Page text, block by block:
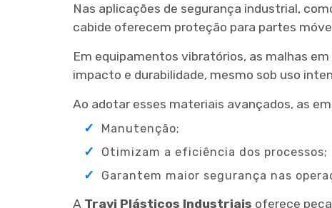
Nas aplicações de segurança industrial,
cabide oferecem proteção para partes
Em equipamentos vibratórios, as malhas
impacto e durabilidade, mesmo sob uso
Ao adotar esses materiais avançados, as
Manutenção;
Otimizam a eficiência dos processos;
Garantem maior segurança nas
A Travi Plásticos Industriais oferece